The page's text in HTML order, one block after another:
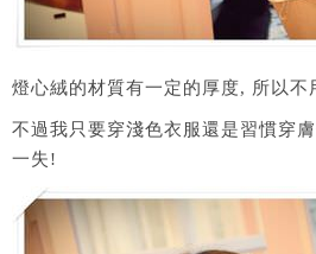
燈心絨的材質有一定的厚度, 所以不
不過我只要穿淺色衣服還是習慣穿
一失!